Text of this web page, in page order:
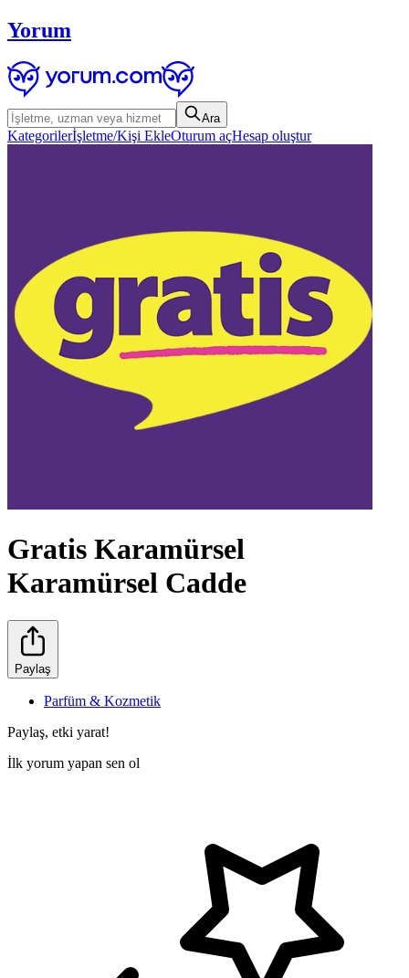
Yorum
Ara
Kategorilerİşletme/Kişi EkleOturum açHesap oluştur
Gratis Karamürsel
Karamürsel Cadde
Paylaş
Parfüm & Kozmetik
Paylaş, etki yarat!
İlk yorum yapan sen ol